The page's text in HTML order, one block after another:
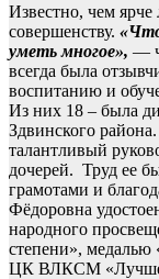
Известно, чем ярче
совершенству.
уметь многое», —
всегда была
воспитанию и
Из них 18 – была
Здвинского
талантливый
дочерей. Труд ее
грамотами и
Фёдоровна
народного
степени», медалью
ЦК ВЛКСМ